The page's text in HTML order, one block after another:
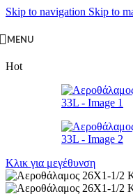
Skip to navigation Skip to
MENU
Hot
Κλικ για μεγέθυνση